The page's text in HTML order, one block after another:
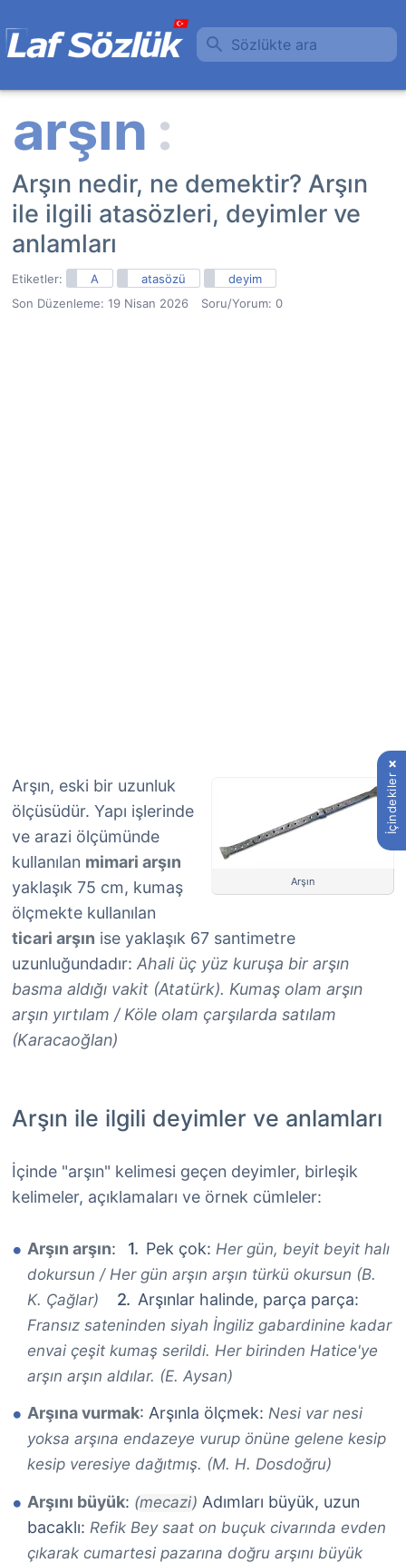
Sözlükte ara
Arşın nedir, ne demektir? Arşın
ile ilgili atasözleri, deyimler ve
anlamları
Etiketler: A atasözü
deyim
Son Düzenleme: 19 Nisan 2026 Soru/Yorum: 0
İçindekiler
Arşın
Arşın, eski bir uzunluk
ölçüsüdür. Yapı işlerinde
ve arazi ölçümünde
kullanılan mimari arşın
yaklaşık 75 cm, kumaş
ölçmekte kullanılan
ticari arşın ise yaklaşık 67 santimetre
uzunluğundadır: Ahali üç yüz kuruşa bir arşın
basma aldığı vakit (Atatürk). Kumaş olam arşın
arşın yırtılam / Köle olam çarşılarda satılam
(Karacaoğlan)
Arşın ile ilgili deyimler ve anlamları
İçinde "arşın" kelimesi geçen deyimler, birleşik
kelimeler, açıklamaları ve örnek cümleler:
Arşın arşın: Pek çok: Her gün, beyit beyit halı
dokursun / Her gün arşın arşın türkü okursun (B.
K. Çağlar)
Arşınlar halinde, parça parça:
Fransız sateninden siyah İngiliz gabardinine kadar
envai çeşit kumaş serildi. Her birinden Hatice'ye
arşın arşın aldılar. (E. Aysan)
Arşına vurmak: Arşınla ölçmek: Nesi var nesi
yoksa arşına endazeye vurup önüne gelene kesip
kesip veresiye dağıtmış. (M. H. Dosdoğru)
Arşını büyük: (mecazi) Adımları büyük, uzun
bacaklı: Refik Bey saat on buçuk civarında evden
çıkarak cumartesi pazarına doğru arşını büyük